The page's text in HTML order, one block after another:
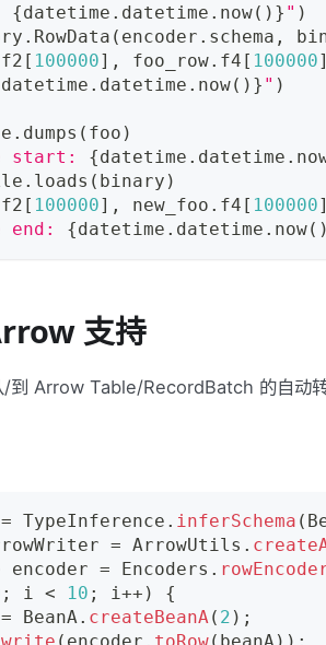
{datetime . datetime . now( ) } " )
. RowData ( encoder . schema ,
f2 [ 100000] , foo_row. f4 [ 100000]
datetime . datetime . now( ) } " )
. dumps ( foo )
start: {datetime . datetime .
. loads ( binary )
f2 [ 100000] , new_foo . f4 [ 100000]
end: {datetime . datetime . now( )
支持
到 Arrow Table/RecordBatch 的自动转
= TypeInference . inferSchema (
= ArrowUtils .
encoder = Encoders .
; i < 10 ; i ++ )
{
= BeanA . createBeanA ( 2 ) ;